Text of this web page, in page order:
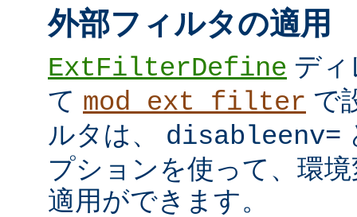
外部フィルタの適用
ExtFilterDefine デ
て mod_ext_filter で
ルタは、 disableenv=
プションを使って、環
適用ができます。